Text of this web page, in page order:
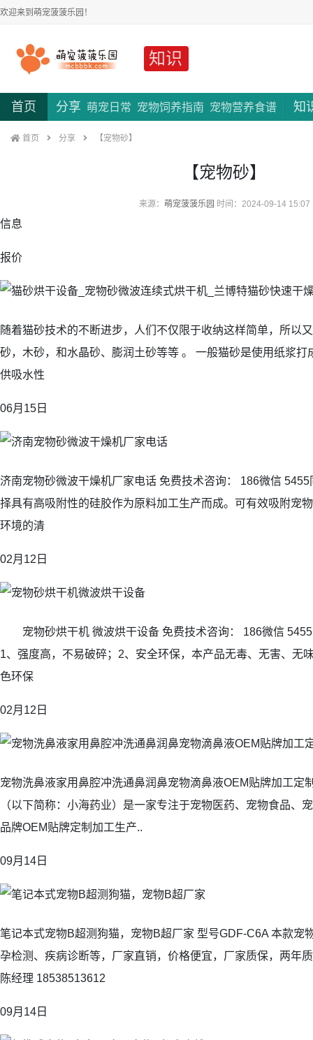
欢迎来到萌宠菠菠乐园！
知识
首页 分享 萌宠日常 宠物饲养指南 宠物营养食谱 知
首页 分享 【宠物砂】
【宠物砂】
来源： 萌宠菠菠乐园 时间：2024-09-14 15:07
信息
报价
随着猫砂技术的不断进步，人们不仅限于收纳这样简单，所以
砂，木砂，和水晶砂、膨润土砂等等 。 一般猫砂是使用纸浆打
供吸水性
06月15日
济南宠物砂微波干燥机厂家电话 免费技术咨询： 186微信
择具有高吸附性的硅胶作为原料加工生产而成。可有效吸附宠
环境的清
02月12日
宠物砂烘干机 微波烘干设备 免费技术咨询： 186微信 5455
1、强度高，不易破碎；2、安全环保，本产品无毒、无害、无
色环保
02月12日
宠物洗鼻液家用鼻腔冲洗通鼻润鼻宠物滴鼻液OEM贴牌加工定
（以下简称：小海药业）是一家专注于宠物医药、宠物食品、
品牌OEM贴牌定制加工生产..
09月14日
笔记本式宠物B超测狗猫，宠物B超厂家 型号GDF-C6A 本款宠
孕检测、疾病诊断等，厂家直销，价格便宜，厂家质保，两年
陈经理 18538513612
09月14日